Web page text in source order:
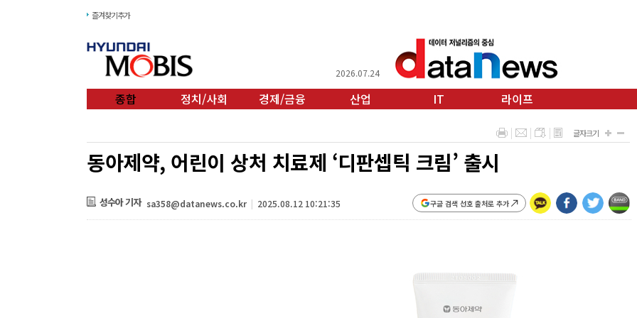
즐겨찾기추가
2026.07.24
종합 정치/사회 경제/금융 산업 IT 라이프
동아제약, 어린이 상처 치료제 ‘디판셉틱 크림’ 출시
구글 검색 선호 출처로 추가
성수아 기자 sa358@datanews.co.kr | 2025.08.12 10:21:35
글자크기